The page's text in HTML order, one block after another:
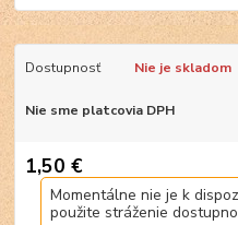
Dostupnosť Nie je skladom
Nie sme platcovia DPH
1,50 €
Momentálne nie je k
použite stráženie